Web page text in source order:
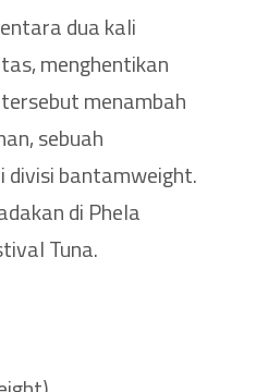
dua kali
menghentikan
menambah
sebuah
divisi bantamweight.
di Phela
Tuna.